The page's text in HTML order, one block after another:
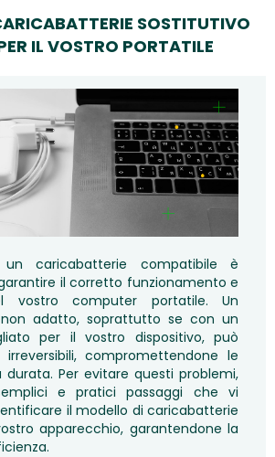
SOSTITUTIVO
IL VOSTRO PORTATILE
caricabatterie compatibile è
il corretto funzionamento e
vostro computer portatile. Un
adatto, soprattutto se con un
per il vostro dispositivo, può
compromettendone le
durata. Per evitare questi problemi,
e pratici passaggi che vi
il modello di caricabatterie
apparecchio, garantendone la